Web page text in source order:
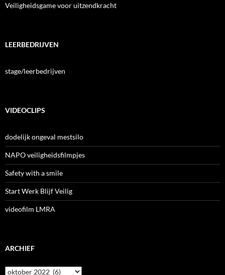
Veiligheidsgame voor uitzendkracht
LEERBEDRIJVEN
stage/leerbedrijven
VIDEOCLIPS
dodelijk ongeval mestsilo
NAPO veiligheidsfilmpjes
Safety with a smile
Start Werk Blijf Veilig
videofilm LMRA
ARCHIEF
Archief